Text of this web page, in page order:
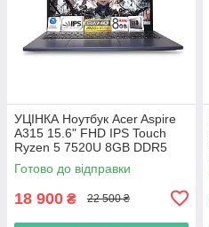
УЦІНКА Ноутбук Acer Aspire
A315 15.6" FHD IPS Touch
Ryzen 5 7520U 8GB DDR5
SSD 512GB AMD Radeon
Graphics
Готово до відправки
18 900 ₴ 22 500 ₴